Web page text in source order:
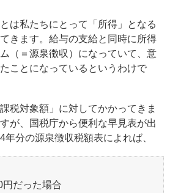
は私たちにとって「所得」となる
きます。給与の支給と同時に所得
（＝源泉徴収）になっていて、意
ことになっているというわけで
税対象額」に対してかかってきま
が、国税庁から便利な早見表が出
分の源泉徴収税額表によれば、
だった場合